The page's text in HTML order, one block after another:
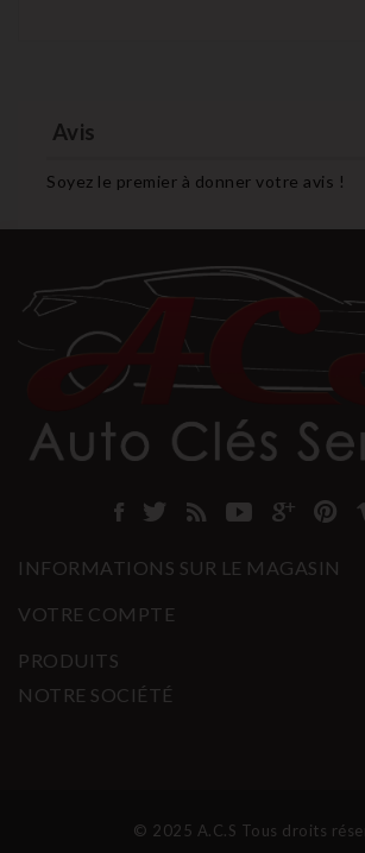
Avis
Soyez le premier à donner votre avis !
INFORMATIONS SUR LE MAGASIN
VOTRE COMPTE
PRODUITS
NOTRE SOCIÉTÉ
© 2025 A.C.S Tous droits